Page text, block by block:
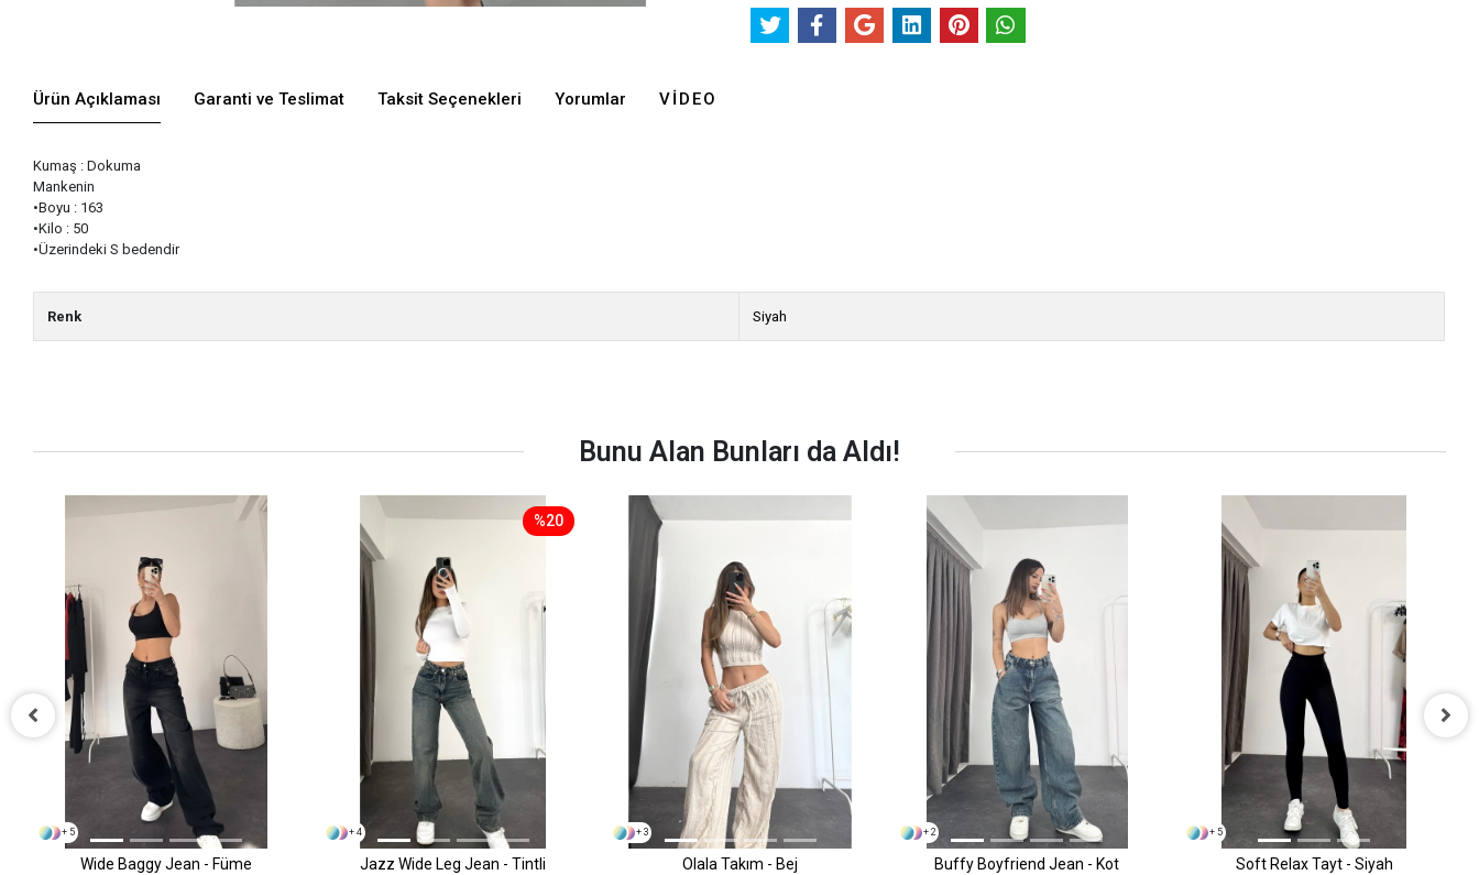
Ürün Açıklaması Garanti ve Teslimat Taksit Seçenekleri Yorumlar VIDEO
Kumaş : Dokuma
Mankenin
•Boyu : 163
•Kilo : 50
•Üzerindeki S bedendir
Renk Siyah
Bunu Alan Bunları da Aldı!
+ 5
Wide Baggy Jean - Füme
%20
+ 4
Jazz Wide Leg Jean - Tintli
+ 3
Olala Takım - Bej
+ 2
Buffy Boyfriend Jean - Kot
+ 5
Soft Relax Tayt - Siyah